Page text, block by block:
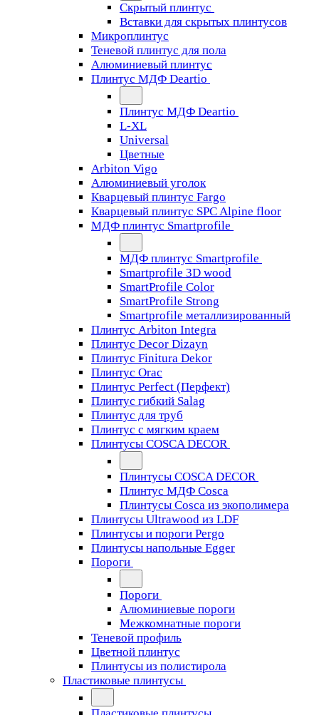
Скрытый плинтус
Вставки для скрытых плинтусов
Микроплинтус
Теневой плинтус для пола
Алюминиевый плинтус
Плинтус МДФ Deartio
Плинтус МДФ Deartio
L-XL
Universal
Цветные
Arbiton Vigo
Алюминиевый уголок
Кварцевый плинтус Fargo
Кварцевый плинтус SPC Alpine floor
МДФ плинтус Smartprofile
МДФ плинтус Smartprofile
Smartprofile 3D wood
SmartProfile Color
SmartProfile Strong
Smartprofile металлизированный
Плинтус Arbiton Integra
Плинтус Decor Dizayn
Плинтус Finitura Dekor
Плинтус Orac
Плинтус Perfect (Перфект)
Плинтус гибкий Salag
Плинтус для труб
Плинтус с мягким краем
Плинтусы COSCA DECOR
Плинтусы COSCA DECOR
Плинтус МДФ Cosca
Плинтусы Cosca из экополимера
Плинтусы Ultrawood из LDF
Плинтусы и пороги Pergo
Плинтусы напольные Egger
Пороги
Пороги
Алюминиевые пороги
Межкомнатные пороги
Теневой профиль
Цветной плинтус
Плинтусы из полистирола
Пластиковые плинтусы